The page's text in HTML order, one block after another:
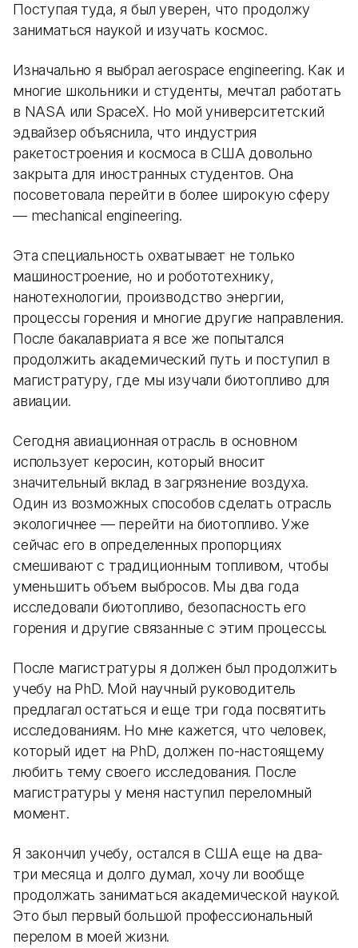
Поступая туда, я был уверен, что продолжу
заниматься наукой и изучать космос.
Изначально я выбрал aerospace engineering. Как и
многие школьники и студенты, мечтал работать
в NASA или SpaceX. Но мой университетский
эдвайзер объяснила, что индустрия
ракетостроения и космоса в США довольно
закрыта для иностранных студентов. Она
посоветовала перейти в более широкую сферу
— mechanical engineering.
Эта специальность охватывает не только
машиностроение, но и робототехнику,
нанотехнологии, производство энергии,
процессы горения и многие другие направления.
После бакалавриата я все же попытался
продолжить академический путь и поступил в
магистратуру, где мы изучали биотопливо для
авиации.
Сегодня авиационная отрасль в основном
использует керосин, который вносит
значительный вклад в загрязнение воздуха.
Один из возможных способов сделать отрасль
экологичнее — перейти на биотопливо. Уже
сейчас его в определенных пропорциях
смешивают с традиционным топливом, чтобы
уменьшить объем выбросов. Мы два года
исследовали биотопливо, безопасность его
горения и другие связанные с этим процессы.
После магистратуры я должен был продолжить
учебу на PhD. Мой научный руководитель
предлагал остаться и еще три года посвятить
исследованиям. Но мне кажется, что человек,
который идет на PhD, должен по-настоящему
любить тему своего исследования. После
магистратуры у меня наступил переломный
момент.
Я закончил учебу, остался в США еще на два-
три месяца и долго думал, хочу ли вообще
продолжать заниматься академической наукой.
Это был первый большой профессиональный
перелом в моей жизни.